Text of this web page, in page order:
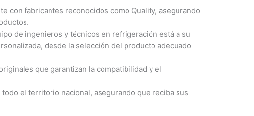
con fabricantes reconocidos como Quality, asegurando
de ingenieros y técnicos en refrigeración está a su
desde la selección del producto adecuado
que garantizan la compatibilidad y el
todo el territorio nacional, asegurando que reciba sus